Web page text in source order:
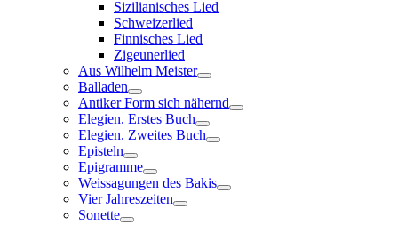
Sizilianisches Lied
Schweizerlied
Finnisches Lied
Zigeunerlied
Aus Wilhelm Meister
Balladen
Antiker Form sich nähernd
Elegien. Erstes Buch
Elegien. Zweites Buch
Episteln
Epigramme
Weissagungen des Bakis
Vier Jahreszeiten
Sonette